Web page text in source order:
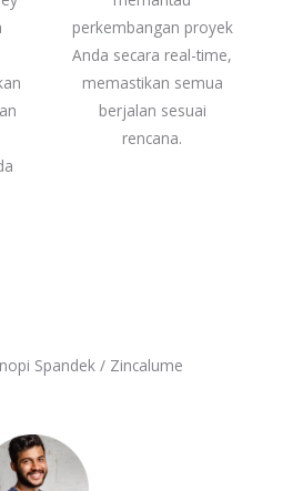
perkembangan proyek
Anda secara real-time,
memastikan semua
berjalan sesuai
rencana.
Spandek / Zincalume